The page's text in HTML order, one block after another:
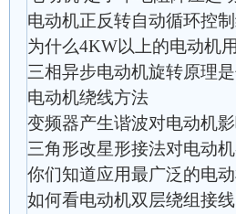
电动机正反转自动循环控
为什么4KW以上的电动机
三相异步电动机旋转原理是
电动机绕线方法
变频器产生谐波对电动机
三角形改星形接法对电动
你们知道应用最广泛的电
如何看电动机双层绕组接线